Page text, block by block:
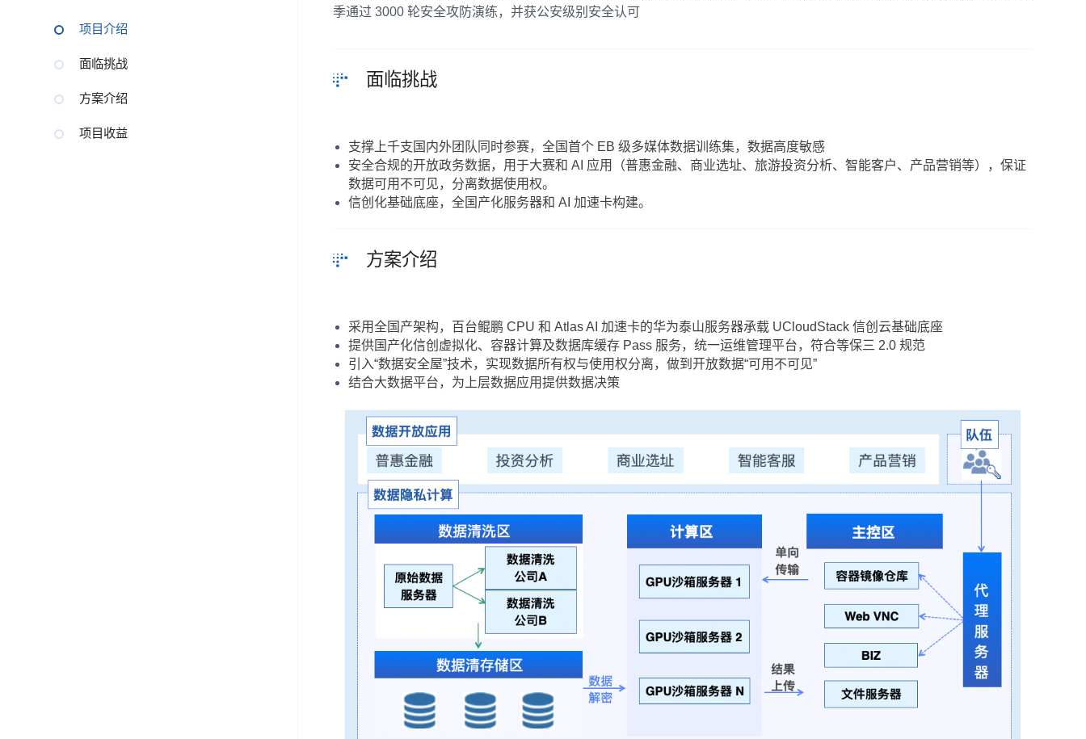
项目介绍
面临挑战
方案介绍
项目收益
季通过 3000 轮安全攻防演练，并获公安级别安全认可
面临挑战
支撑上千支国内外团队同时参赛，全国首个 EB 级多媒体数据训练集，数据高度敏感
安全合规的开放政务数据，用于大赛和 AI 应用（普惠金融、商业选址、旅游投资分析、智能客户、产品营销等），保证
数据可用不可见，分离数据使用权。
信创化基础底座，全国产化服务器和 AI 加速卡构建。
方案介绍
采用全国产架构，百台鲲鹏 CPU 和 Atlas AI 加速卡的华为泰山服务器承载 UCloudStack 信创云基础底座
提供国产化信创虚拟化、容器计算及数据库缓存 Pass 服务，统一运维管理平台，符合等保三 2.0 规范
引入“数据安全屋”技术，实现数据所有权与使用权分离，做到开放数据“可用不可见”
结合大数据平台，为上层数据应用提供数据决策